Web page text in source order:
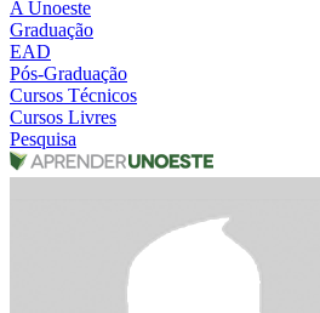
A Unoeste
Graduação
EAD
Pós-Graduação
Cursos Técnicos
Cursos Livres
Pesquisa